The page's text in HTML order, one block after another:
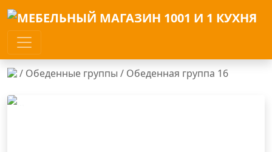
/ Обеденные группы / Обеденная группа 16